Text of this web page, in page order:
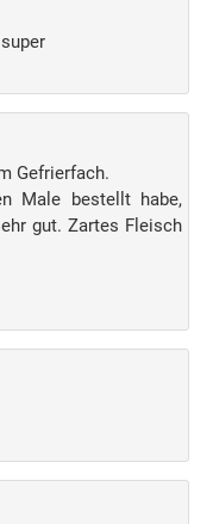
Gefrierfach.
Male bestellt habe,
gut. Zartes Fleisch